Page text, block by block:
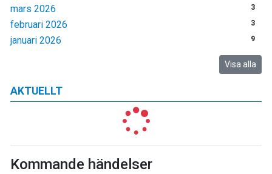
mars 2026 3
februari 2026 3
januari 2026 9
Visa alla
AKTUELLT
Kommande händelser